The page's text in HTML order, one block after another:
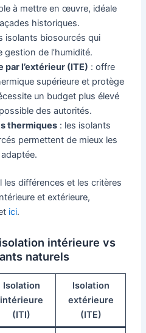
à mettre en œuvre, idéale
historiques.
isolants biosourcés qui
de l’humidité.
l’extérieur (ITE) : offre
supérieure et protège
un budget plus élevé
des autorités.
thermiques : les isolants
permettent de mieux les
les différences et les critères
et extérieure,
ici.
intérieure vs
naturels
Isolation
intérieure
(ITI)
Isolation
extérieure
(ITE)